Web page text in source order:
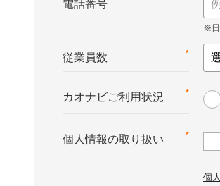
電話番号
*
従業員数
*
カオナビご利用状況
*
個人情報の取り扱い
個